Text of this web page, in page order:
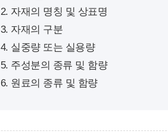
2. 자재의 명칭 및 상표명
3. 자재의 구분
4. 실중량 또는 실용량
5. 주성분의 종류 및 함량
6. 원료의 종류 및 함량